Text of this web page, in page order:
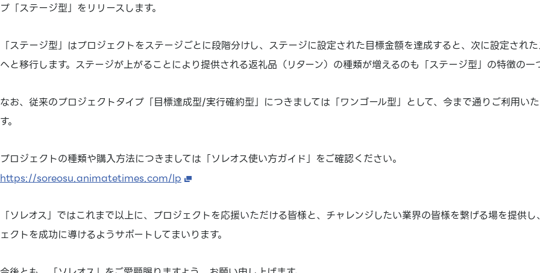
プ「ステージ型」をリリースします。
「ステージ型」はプロジェクトをステージごとに段階分けし、ステージに設定された目標金額を達成すると、次に設定され
へと移行します。ステージが上がることにより提供される返礼品（リターン）の種類が増えるのも「ステージ型」の特徴の一
なお、従来のプロジェクトタイプ「目標達成型/実行確約型」につきましては「ワンゴール型」として、今まで通りご利用い
す。
プロジェクトの種類や購入方法につきましては「ソレオス使い方ガイド」をご確認ください。
https://soreosu.animatetimes.com/lp
「ソレオス」ではこれまで以上に、プロジェクトを応援いただける皆様と、チャレンジしたい業界の皆様を繋げる場を提供
ェクトを成功に導けるようサポートしてまいります。